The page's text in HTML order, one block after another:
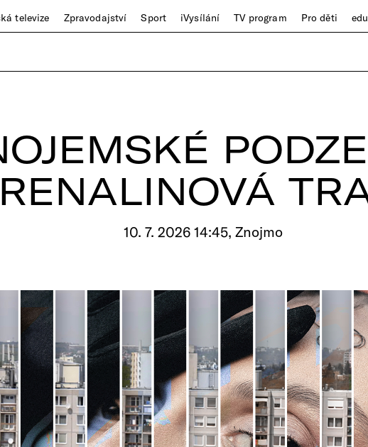
televize Zpravodajství Sport iVysílání TV program Pro děti edu
10. 7. 2026 14:45, Znojmo